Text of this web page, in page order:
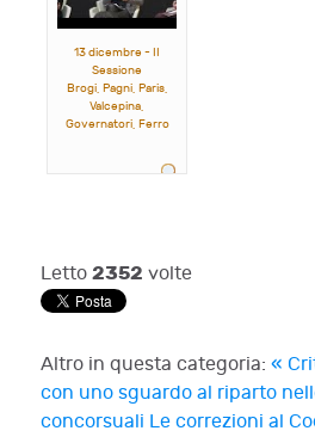
13 dicembre - II
Sessione
Brogi, Pagni, Paris,
Valcepina,
Governatori, Ferro
Letto 2352 volte
Altro in questa categoria: «
con uno sguardo al riparto
concorsuali Le correzioni al